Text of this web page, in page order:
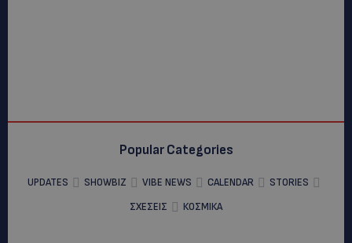
Popular Categories
UPDATES SHOWBIZ VIBE NEWS CALENDAR
STORIES
ΣΧΕΣΕΙΣ
ΚΟΣΜΙΚΑ